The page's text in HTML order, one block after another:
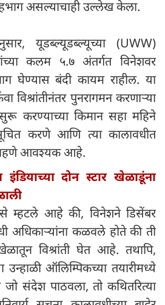
असल्याचाही उल्लेख केला.
यूडब्ल्यूडब्ल्यूच्या (UWW)
कलम ५.७ अंतर्गत विनेशवर
घेण्यास बंदी कायम राहील. या
विश्रांतीनंतर पुनरागमन करणाऱ्या
सुरू करण्याच्या किमान सहा महिने
करणे आणि त्या कालावधीत
आवश्यक आहे.
इंडियाच्या दोन स्टार खेळाडूंना
म्हटले आहे की, विनेशने डिसेंबर
अधिकाऱ्यांना कळवले होते की ती
विश्रांती घेत आहे. तथापि,
उन्हाळी ऑलिम्पिकच्या तयारीमध्ये
जो संदेश पाठवला, तो कथितरित्या